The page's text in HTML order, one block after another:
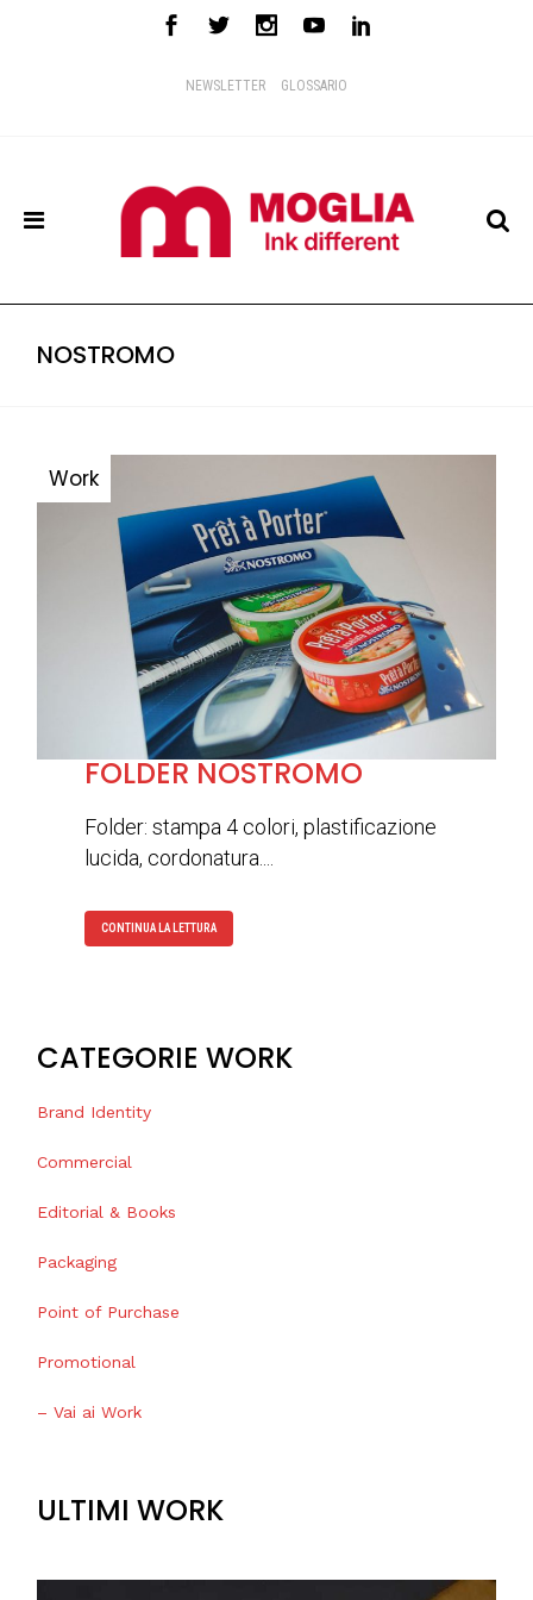
NEWSLETTER GLOSSARIO
NOSTROMO
FOLDER NOSTROMO
Folder: stampa 4 colori, plastificazione
lucida, cordonatura....
CONTINUA LA LETTURA
CATEGORIE WORK
Brand Identity
Commercial
Editorial & Books
Packaging
Point of Purchase
Promotional
– Vai ai Work
ULTIMI WORK